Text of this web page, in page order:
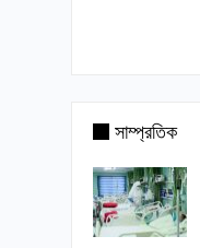
সাম্প্রতিক